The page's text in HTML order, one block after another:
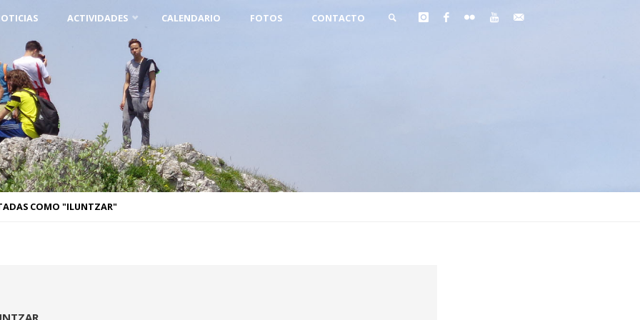
ACTIVIDADES CALENDARIO FOTOS CONTACTO
COMO "ILUNTZAR"